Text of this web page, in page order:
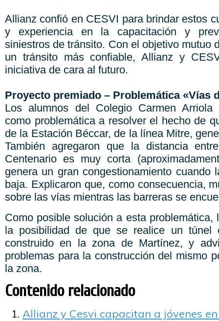
Allianz confió en CESVI para brindar estos
y experiencia en la capacitación y
siniestros de tránsito. Con el objetivo mutuo
un tránsito más confiable, Allianz y
iniciativa de cara al futuro.
Proyecto premiado – Problemática «Vías
Los alumnos del Colegio Carmen Arriola
como problemática a resolver el hecho de
de la Estación Béccar, de la línea Mitre,
También agregaron que la distancia
Centenario es muy corta
genera un gran congestionamiento cuando
baja. Explicaron que, como consecuencia,
sobre las vías mientras las barreras se
Como posible solución a esta problemática,
la posibilidad de que se realice un túnel
construido en la zona de Martínez, y
problemas para la construcción del mismo
la zona.
Contenido relacionado
Allianz y Cesvi capacitan a jóvenes